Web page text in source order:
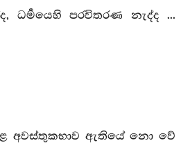
පරවිතරණ නැද්ද ...
අවස්තුකභාව ඇතියේ නො වේ